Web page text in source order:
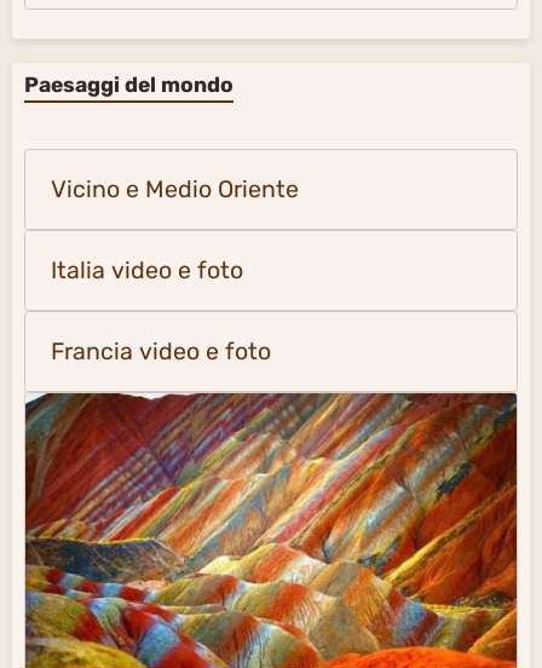
Paesaggi del mondo
Vicino e Medio Oriente
Italia video e foto
Francia video e foto